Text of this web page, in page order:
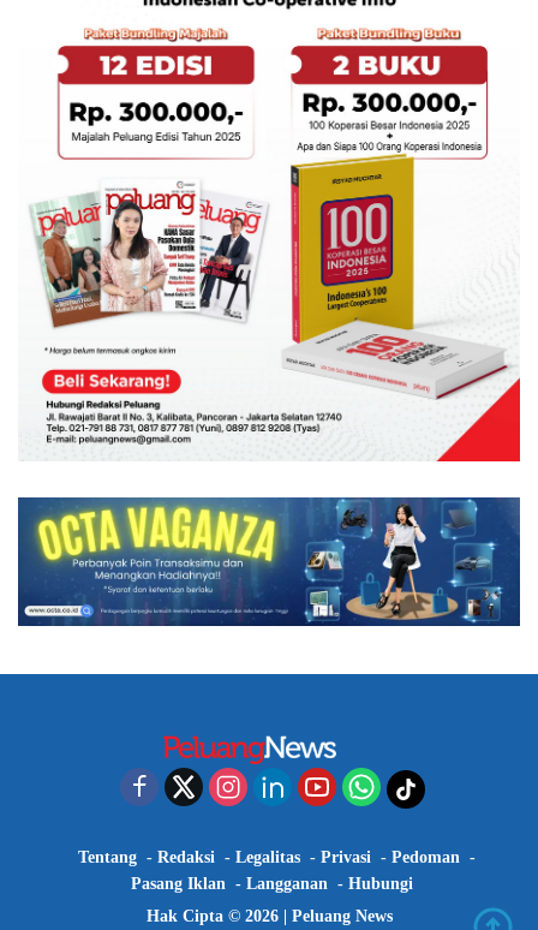
Tentang Redaksi Legalitas Privasi
Pedoman
Pasang Iklan
Langganan
Hubungi
Hak Cipta © 2026 | Peluang News